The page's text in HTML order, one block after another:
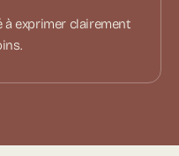
à exprimer clairement